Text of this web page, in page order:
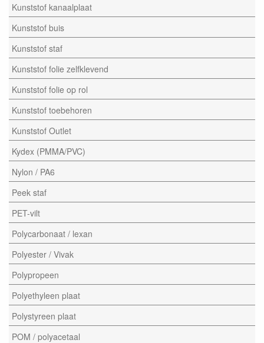
Kunststof kanaalplaat
Kunststof buis
Kunststof staf
Kunststof folie zelfklevend
Kunststof folie op rol
Kunststof toebehoren
Kunststof Outlet
Kydex (PMMA/PVC)
Nylon / PA6
Peek staf
PET-vilt
Polycarbonaat / lexan
Polyester / Vivak
Polypropeen
Polyethyleen plaat
Polystyreen plaat
POM / polyacetaal